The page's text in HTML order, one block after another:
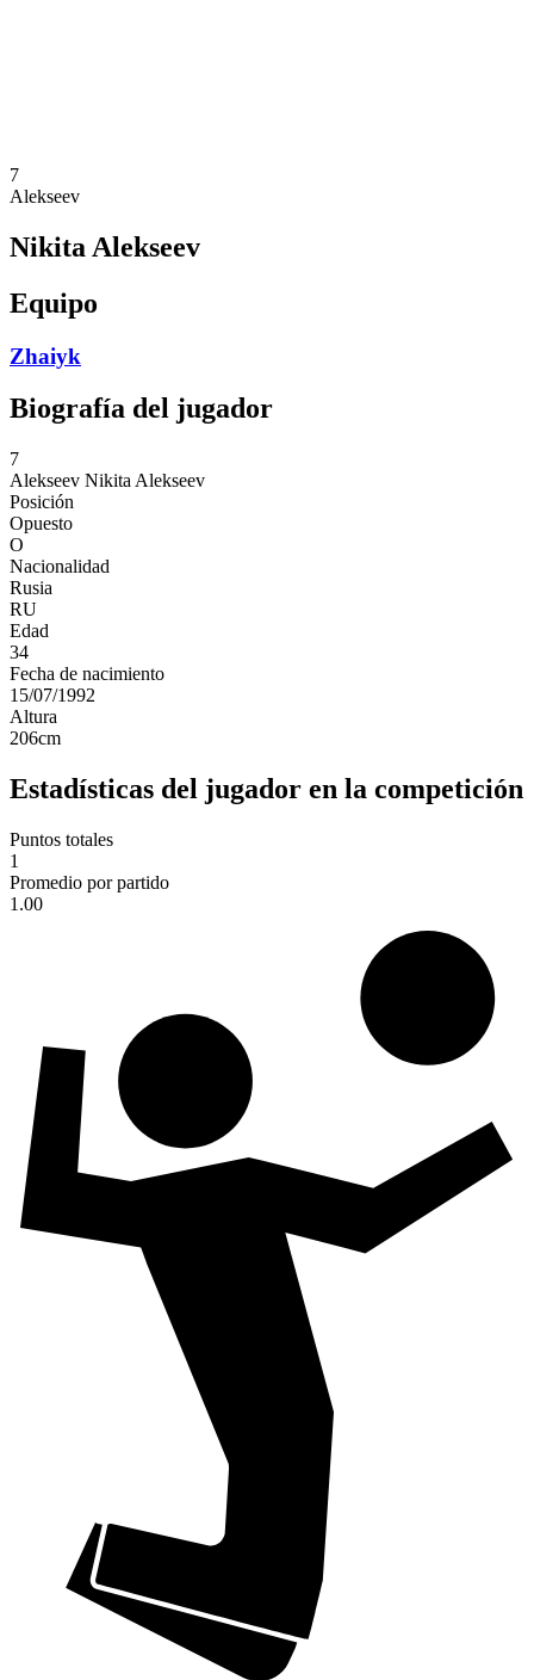
7
Alekseev
Nikita Alekseev
Equipo
Zhaiyk
Biografía del jugador
7
Alekseev Nikita Alekseev
Posición
Opuesto
O
Nacionalidad
Rusia
RU
Edad
34
Fecha de nacimiento
15/07/1992
Altura
206cm
Estadísticas del jugador en la competición
Puntos totales
1
Promedio por partido
1.00